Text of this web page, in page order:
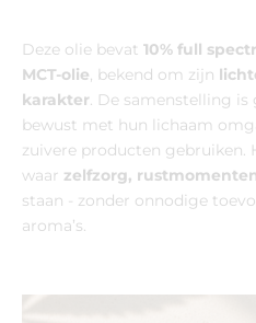
Deze olie bevat 10% full
MCT-olie, bekend om zijn
karakter. De samenstelling
bewust met hun lichaam
zuivere producten gebruiken.
waar zelfzorg,
staan - zonder onnodige
aroma’s.